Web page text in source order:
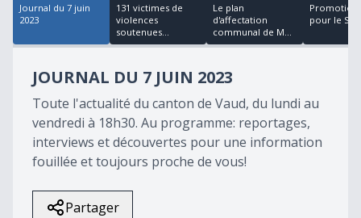
Journal du 7 juin
2023
131 victimes de
violences
soutenues...
Le plan
d'affectation
communal de M...
Promotion
pour le
JOURNAL DU 7 JUIN 2023
Toute l'actualité du canton de Vaud, du lundi au
vendredi à 18h30. Au programme: reportages,
interviews et découvertes pour une information
fouillée et toujours proche de vous!
Partager